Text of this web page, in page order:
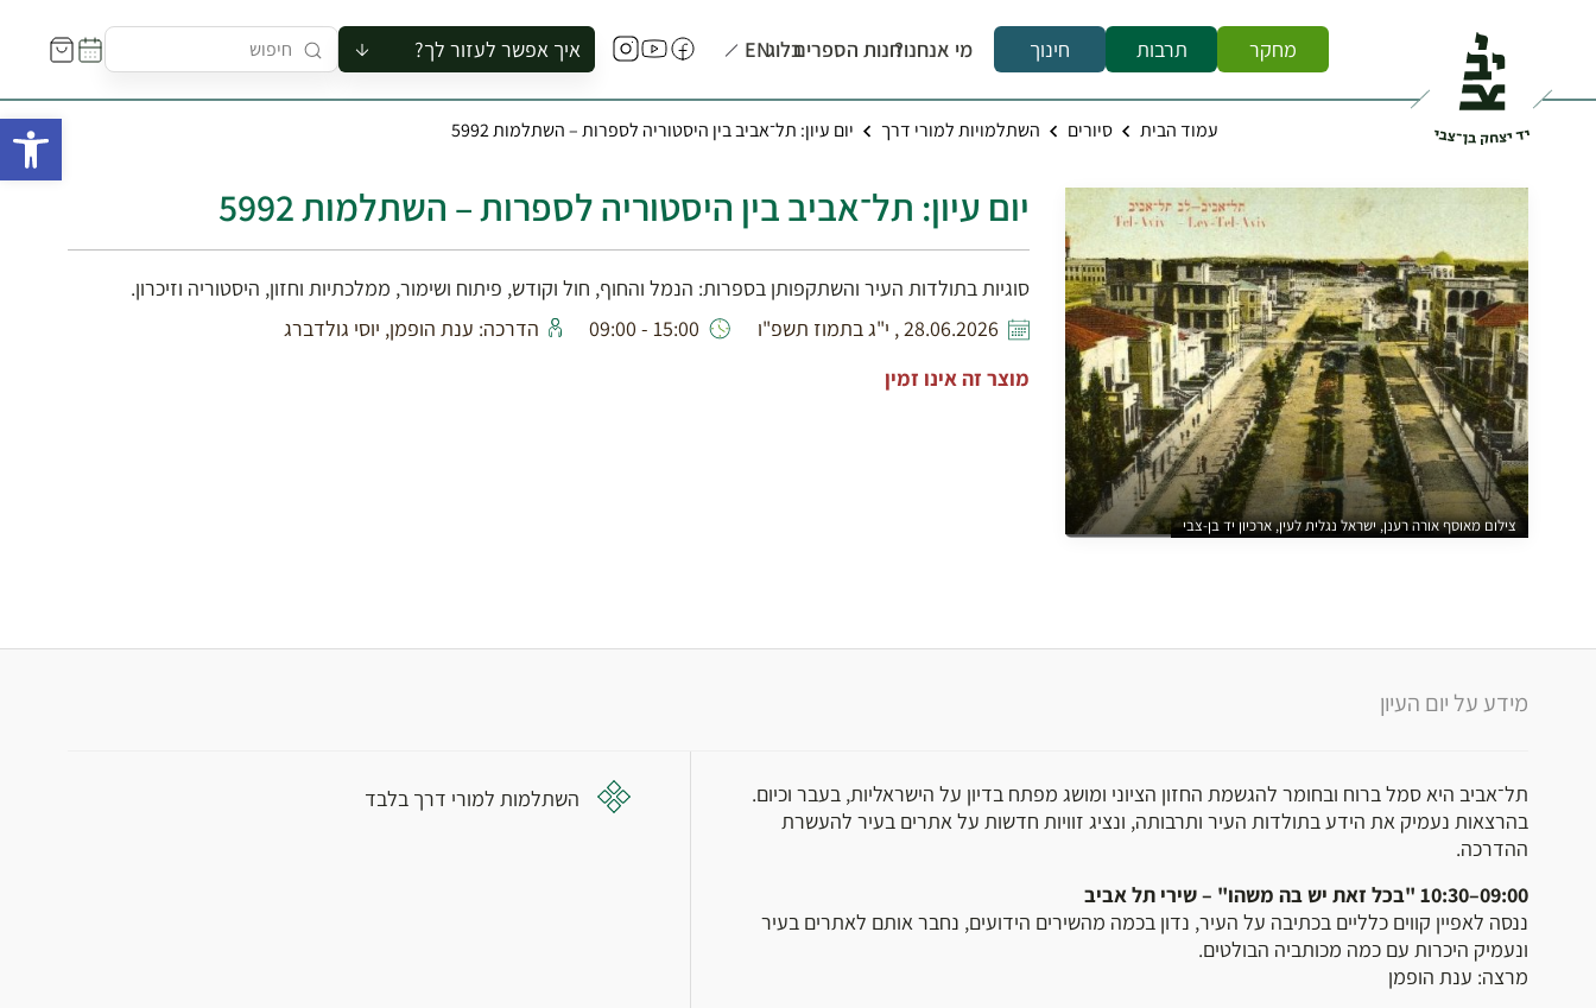
מחקר תרבות חינוך מי אנחנו?חנות הספריםבלוגEN איך אפשר לעזור לך?
להזמין סיור לקבוצה
להירשם לסיור
לקנות ספר
לבקר בספרייה
לתאם ביקור בצריף
עמוד הבית סיורים השתלמויות למורי דרך יום עיון: תל־אביב בין היסטוריה לספרות – השתלמות 5992
צילום מאוסף אורה רענן, ישראל נגלית לעין, ארכיון יד בן-צבי
יום עיון: תל־אביב בין היסטוריה לספרות – השתלמות 5992
סוגיות בתולדות העיר והשתקפותן בספרות: הנמל והחוף, חול וקודש, פיתוח ושימור, ממלכתיות וחזון, היסטוריה וזיכרון.
28.06.2026 , י"ג בתמוז תשפ"ו
15:00 - 09:00
הדרכה: ענת הופמן, יוסי גולדברג
מוצר זה אינו זמין
מידע על יום העיון
תל־אביב היא סמל ברוח ובחומר להגשמת החזון הציוני ומושג מפתח בדיון על הישראליות, בעבר וכיום.
בהרצאות נעמיק את הידע בתולדות העיר ותרבותה, ונציג זוויות חדשות על אתרים בעיר להעשרת
ההדרכה.
09:00–10:30 "בכל זאת יש בה משהו" – שירי תל אביב
ננסה לאפיין קווים כלליים בכתיבה על העיר, נדון בכמה מהשירים הידועים, נחבר אותם לאתרים בעיר
ונעמיק היכרות עם כמה מכותביה הבולטים.
מרצה: ענת הופמן
השתלמות למורי דרך בלבד